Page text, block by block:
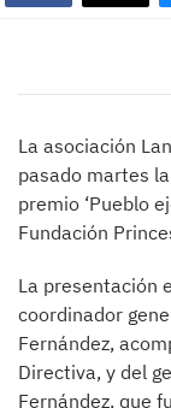
La asociación
pasado martes
premio ‘Pueblo
Fundación
La presentación
coordinador
Fernández,
Directiva, y del
Fernández, que